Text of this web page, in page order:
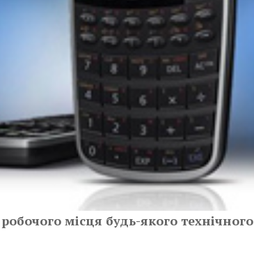
місця будь-якого технічного